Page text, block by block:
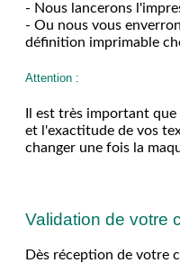
- Nous lancerons
- Ou nous vous
définition imprimable
Attention :
Il est très important
et l'exactitude de vos
changer une fois la
Validation de votre
Dès réception de votre